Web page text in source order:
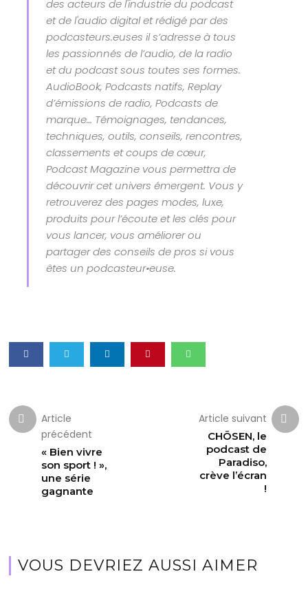
des acteurs de l'industrie du podcast
et de l'audio digital et rédigé par des
podcasteurs.euses il s’adresse à tous
les passionnés de l’audio, de la radio
et du podcast sous toutes ses formes.
AudioBook, Podcasts natifs, Replay
d’émissions de radio, Podcasts de
marque… Témoignages, tendances,
techniques, outils, conseils, rencontres,
classements et coups de cœur,
Podcast Magazine vous permettra de
découvrir cet univers émergent. Vous y
retrouverez des pages modes, luxe,
produits pour l’écoute et les clés pour
vous lancer, vous améliorer ou
partager des conseils de pros si vous
êtes un podcasteur•euse.
Article
précédent
« Bien vivre
son sport ! »,
une série
gagnante
Article suivant
CHŌSEN, le
podcast de
Paradiso,
crève l’écran
!
VOUS DEVRIEZ AUSSI AIMER